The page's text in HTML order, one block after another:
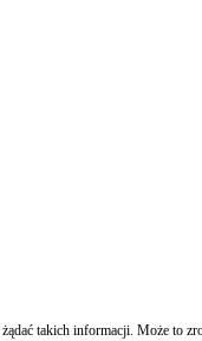
takich informacji. Może to